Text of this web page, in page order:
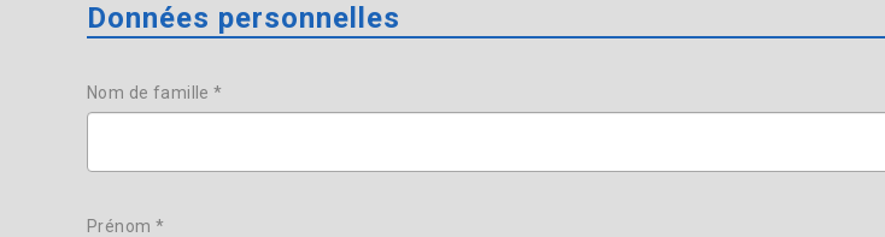
Données personnelles
Nom de famille *
Prénom *